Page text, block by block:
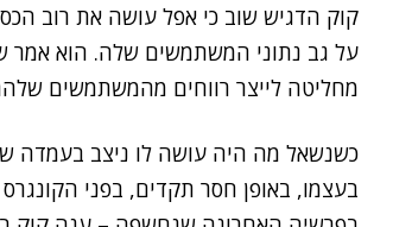
קוק הדגיש שוב כי אפל עושה את רוב
על גב נתוני המשתמשים שלה. הוא אמר
מחליטה לייצר רווחים מהמשתמשים
כשנשאל מה היה עושה לו ניצב בעמדה
בעצמו, באופן חסר תקדים, בפני